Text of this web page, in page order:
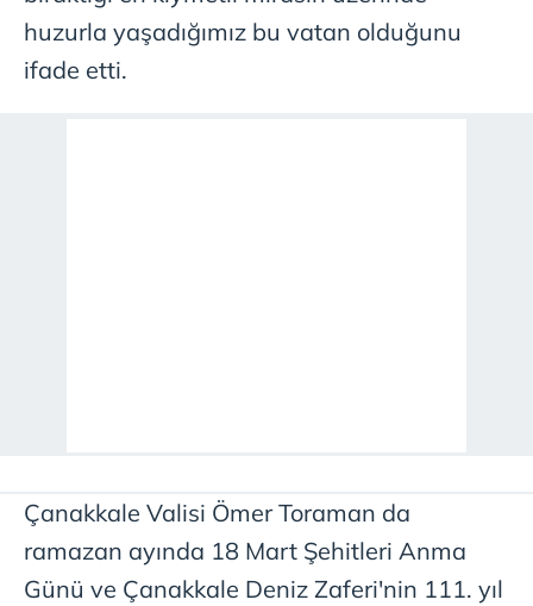
huzurla yaşadığımız bu vatan olduğunu
ifade etti.
Çanakkale Valisi Ömer Toraman da
ramazan ayında 18 Mart Şehitleri Anma
Günü ve Çanakkale Deniz Zaferi'nin 111. yıl